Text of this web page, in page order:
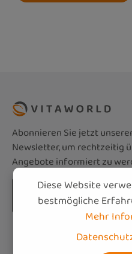
Abonnieren Sie jetzt
Newsletter, um rechtzeitig
Angebote informiert zu
E-Mail-Adresse*
Die mit einem Stern (*)
Diese Website
bestmögliche
Mehr